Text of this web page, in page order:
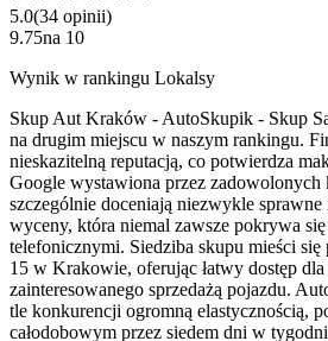
5.0(34 opinii)
9.75na 10
Wynik w rankingu Lokalsy
Skup Aut Kraków - AutoSkupik - Skup
na drugim miejscu w naszym rankingu.
nieskazitelną reputacją, co potwierdza
Google wystawiona przez
szczególnie doceniają niezwykle
wyceny, która niemal zawsze pokrywa
telefonicznymi. Siedziba skupu mieści
15 w Krakowie, oferując łatwy dostęp dla
zainteresowanego sprzedażą pojazdu.
tle konkurencji ogromną elastycznością,
całodobowym przez siedem dni w